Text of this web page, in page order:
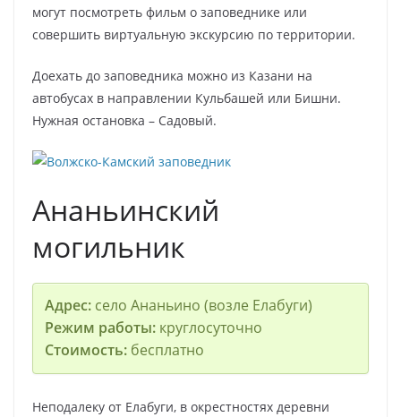
могут посмотреть фильм о заповеднике или
совершить виртуальную экскурсию по территории.
Доехать до заповедника можно из Казани на
автобусах в направлении Кульбашей или Бишни.
Нужная остановка – Садовый.
Ананьинский
могильник
Адрес:село Ананьино (возле Елабуги)
Режим работы: круглосуточно
Стоимость:бесплатно
Неподалеку от Елабуги, в окрестностях деревни